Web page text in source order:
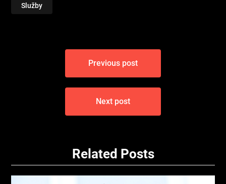
Služby
Navigace
příspěvek
Previous post
Next post
Related Posts